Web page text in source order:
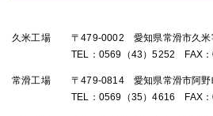
久米工場 〒479-0002 愛知県常滑市久米
TEL：0569（43）5252 FAX
常滑工場 〒479-0814 愛知県常滑市阿野
TEL：0569（35）4616 FAX